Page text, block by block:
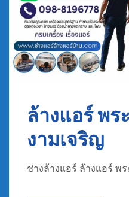
ล้างแอร์ พร
งามเจริญ
ช่างล้างแอร์ ล้างแอร์ พ